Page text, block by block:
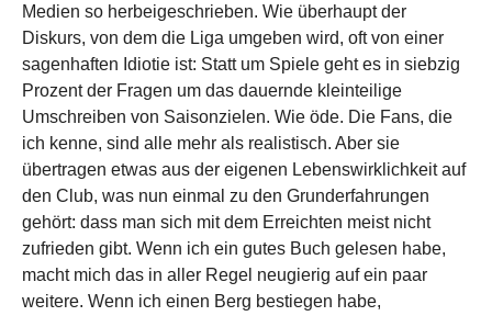
Medien so herbeigeschrieben. Wie überhaupt der
Diskurs, von dem die Liga umgeben wird, oft von einer
sagenhaften Idiotie ist: Statt um Spiele geht es in siebzig
Prozent der Fragen um das dauernde kleinteilige
Umschreiben von Saisonzielen. Wie öde. Die Fans, die
ich kenne, sind alle mehr als realistisch. Aber sie
übertragen etwas aus der eigenen Lebenswirklichkeit auf
den Club, was nun einmal zu den Grunderfahrungen
gehört: dass man sich mit dem Erreichten meist nicht
zufrieden gibt. Wenn ich ein gutes Buch gelesen habe,
macht mich das in aller Regel neugierig auf ein paar
weitere. Wenn ich einen Berg bestiegen habe,